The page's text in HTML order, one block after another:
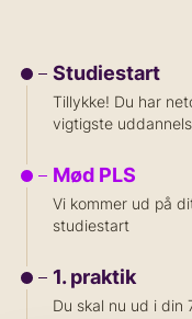
Studiestart
Tillykke! Du har
vigtigste
Mød PLS
Vi kommer ud på
studiestart
1. praktik
Du skal nu ud i din